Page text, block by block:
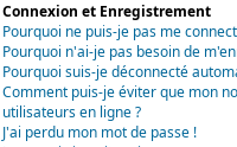
Connexion et Enregistrement
Pourquoi ne puis-je pas me
Pourquoi n'ai-je pas besoin de
Pourquoi suis-je déconnecté
Comment puis-je éviter que mon
utilisateurs en ligne ?
J'ai perdu mon mot de passe !